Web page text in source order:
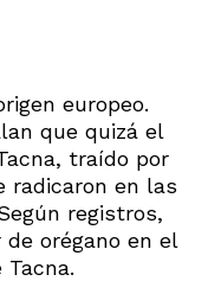
europeo.
que quizá el
traído por
radicaron en las
registros,
orégano en el